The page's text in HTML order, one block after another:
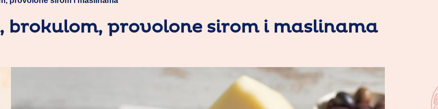
brokulom, provolone sirom i maslinama